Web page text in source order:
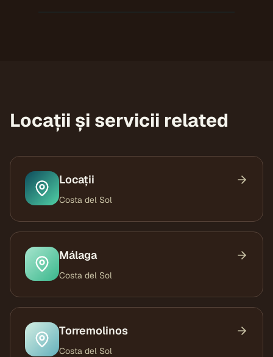
Locații și servicii related
Locații
Costa del Sol
Málaga
Costa del Sol
Torremolinos
Costa del Sol